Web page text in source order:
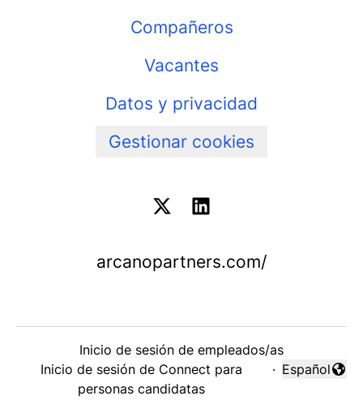
Compañeros
Vacantes
Datos y privacidad
Gestionar cookies
arcanopartners.com/
Inicio de sesión de empleados/as
Inicio de sesión de Connect para
personas candidatas
·
Cambiar
Español